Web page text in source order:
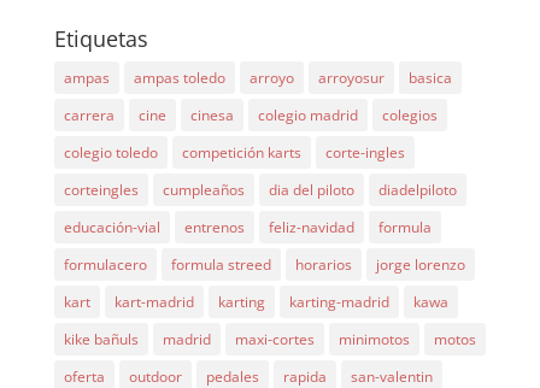
Etiquetas
ampas ampas toledo arroyo arroyosur
basica
carrera
cine cinesa colegio madrid
colegios
colegio toledo
competición karts
corte-ingles
corteingles
cumpleaños dia del piloto
diadelpiloto
educación-vial
entrenos feliz-navidad
formula
formulacero
formula streed horarios
jorge lorenzo
kart
kart-madrid karting karting-madrid
kawa
kike bañuls
madrid maxi-cortes minimotos
motos
oferta
outdoor pedales rapida
san-valentin